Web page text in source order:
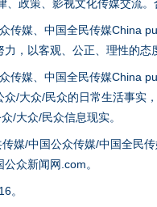
、政策、影视文化传媒交流。
传媒、中国全民传媒China
，以客观、公正、理性的态
传媒、中国全民传媒China
/大众/民众的日常生活事实
/大众/民众信息现实。
媒/中国公众传媒/中国全民
众新闻网.com。
。